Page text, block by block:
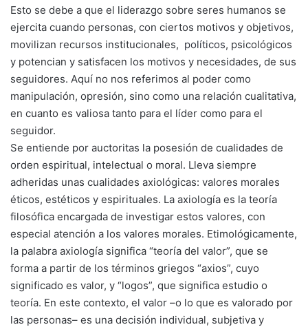
Esto se debe a que el liderazgo sobre seres humanos se
ejercita cuando personas, con ciertos motivos y objetivos,
movilizan recursos institucionales, políticos, psicológicos
y potencian y satisfacen los motivos y necesidades, de sus
seguidores. Aquí no nos referimos al poder como
manipulación, opresión, sino como una relación cualitativa,
en cuanto es valiosa tanto para el líder como para el
seguidor.
Se entiende por auctoritas la posesión de cualidades de
orden espiritual, intelectual o moral. Lleva siempre
adheridas unas cualidades axiológicas: valores morales
éticos, estéticos y espirituales. La axiología es la teoría
filosófica encargada de investigar estos valores, con
especial atención a los valores morales. Etimológicamente,
la palabra axiología significa “teoría del valor”, que se
forma a partir de los términos griegos “axios”, cuyo
significado es valor, y “logos”, que significa estudio o
teoría. En este contexto, el valor –o lo que es valorado por
las personas– es una decisión individual, subjetiva y